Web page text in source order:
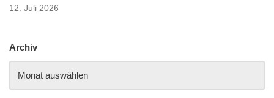
12. Juli 2026
Archiv